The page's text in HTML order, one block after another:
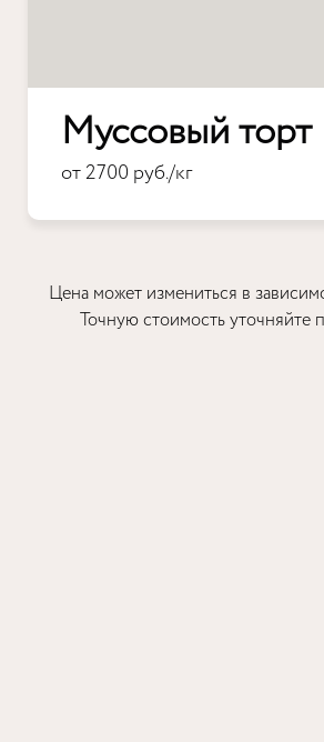
Муссовый торт
от 2700 руб./кг
Цена может измениться в
Точную стоимость уточняйте